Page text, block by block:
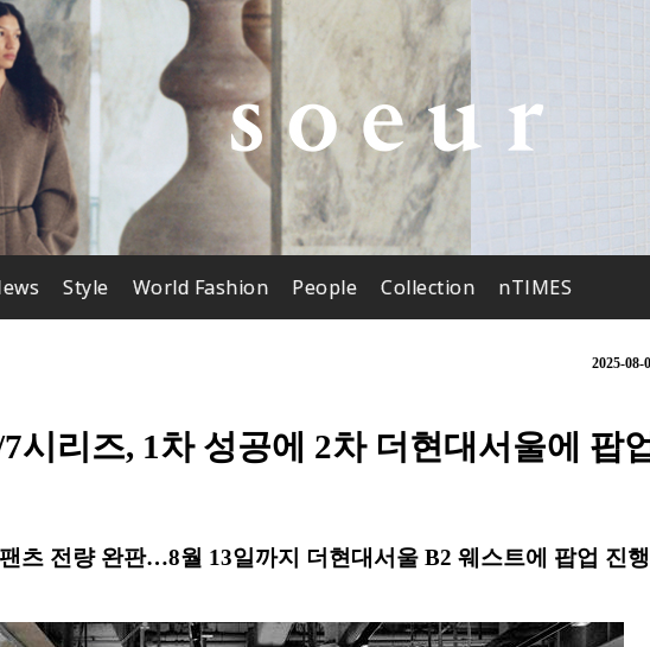
Style World Fashion People Collection nTIMES
2025-08-
시리즈, 1차 성공에 2차 더현대서울에 팝
츠 전량 완판…8월 13일까지 더현대서울 B2 웨스트에 팝업 진행